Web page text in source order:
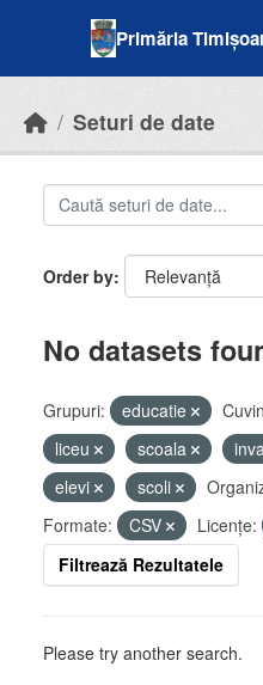
Primăria
Seturi de date
Order by
No datasets
Grupuri: educatie
liceu
scoala
elevi
scoli
Formate:
CSV Licenţe:
Filtrează Rezultatele
Please try another search.